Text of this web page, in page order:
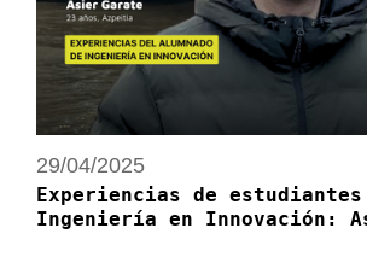
29/04/2025
Experiencias de estudiantes
Ingeniería en Innovación: